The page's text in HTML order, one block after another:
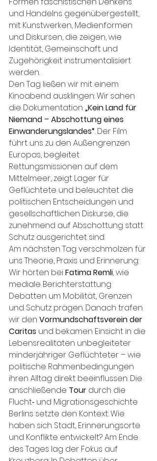
und Handelns gegenübergestellt,
mit Kunstwerken, Medienformen
und Diskursen, die zeigen, wie
Identität, Gemeinschaft und
Zugehörigkeit instrumentalisiert
werden.
Den Tag ließen wir mit einem
Kinoabend ausklingen: Wir sahen
die Dokumentation „Kein Land für
Niemand – Abschottung eines
Einwanderungslandes“. Der Film
führt uns zu den Außengrenzen
Europas, begleitet
Rettungsmissionen auf dem
Mittelmeer, zeigt Lager für
Geflüchtete und beleuchtet die
politischen Entscheidungen und
gesellschaftlichen Diskurse, die
zunehmend auf Abschottung statt
Schutz ausgerichtet sind
Am nächsten Tag verschmolzen für
uns Theorie, Praxis und Erinnerung:
Wir hörten bei Fatima Remli, wie
mediale Berichterstattung
Debatten um Mobilität, Grenzen
und Schutz prägen. Danach trafen
wir den Vormundschaftsverein der
Caritas und bekamen Einsicht in die
Lebensrealitäten unbegleiteter
minderjähriger Geflüchteter – wie
politische Rahmenbedingungen
ihren Alltag direkt beeinflussen. Die
anschließende Tour durch die
Flucht‑ und Migrationsgeschichte
Berlins setzte den Kontext: Wie
haben sich Stadt, Erinnerungsorte
und Konflikte entwickelt? Am Ende
des Tages lag der Fokus auf